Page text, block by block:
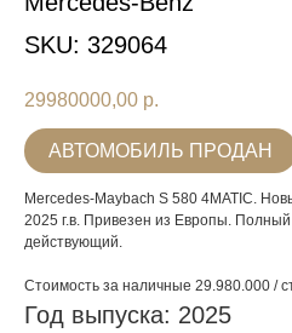
SKU: 329064
29980000,00 р.
АВТОМОБИЛЬ ПРОДАН
Mercedes-Maybach S 580 4MATIC.
2025 г.в. Привезен из Европы.
действующий.
Стоимость за наличные 29.980.000 /
Год выпуска: 2025